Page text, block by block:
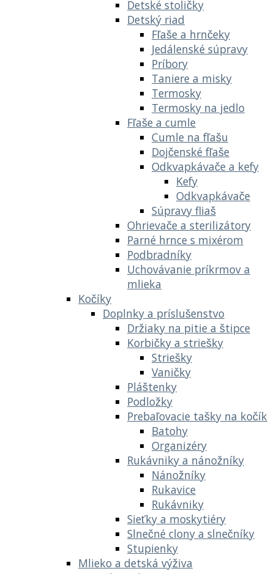
Detské stoličky
Detský riad
Fľaše a hrnčeky
Jedálenské súpravy
Príbory
Taniere a misky
Termosky
Termosky na jedlo
Fľaše a cumle
Cumle na fľašu
Dojčenské fľaše
Odkvapkávače a kefy
Kefy
Odkvapkávače
Súpravy fliaš
Ohrievače a sterilizátory
Parné hrnce s mixérom
Podbradníky
Uchovávanie príkrmov a
mlieka
Kočíky
Doplnky a príslušenstvo
Držiaky na pitie a štipce
Korbičky a striešky
Striešky
Vaničky
Pláštenky
Podložky
Prebaľovacie tašky na kočík
Batohy
Organizéry
Rukávniky a nánožníky
Nánožníky
Rukavice
Rukávniky
Sieťky a moskytiéry
Slnečné clony a slnečníky
Stupienky
Mlieko a detská výživa